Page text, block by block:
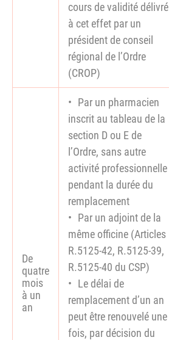
cours de validité délivré
à cet effet par un
président de conseil
régional de l’Ordre
(CROP)
De
quatre
mois
à un
an
Par un pharmacien
inscrit au tableau de la
section D ou E de
l’Ordre, sans autre
activité professionnelle
pendant la durée du
remplacement
Par un adjoint de la
même officine (Articles
R.5125-42, R.5125-39,
R.5125-40 du CSP)
Le délai de
remplacement d’un an
peut être renouvelé une
fois, par décision du